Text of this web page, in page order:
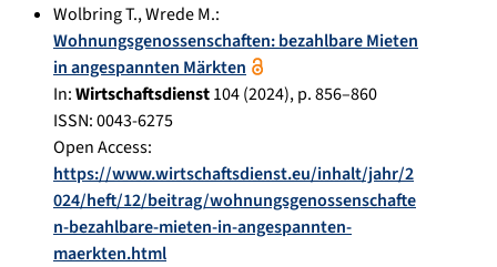
Wolbring T.,Wrede M.:
Wohnungsgenossenschaften: bezahlbare Mieten
in angespannten Märkten
In:Wirtschaftsdienst104(2024), p.856–860
ISSN: 0043-6275
Open Access:
https://www.wirtschaftsdienst.eu/inhalt/jahr/2
024/heft/12/beitrag/wohnungsgenossenschafte
n-bezahlbare-mieten-in-angespannten-
maerkten.html